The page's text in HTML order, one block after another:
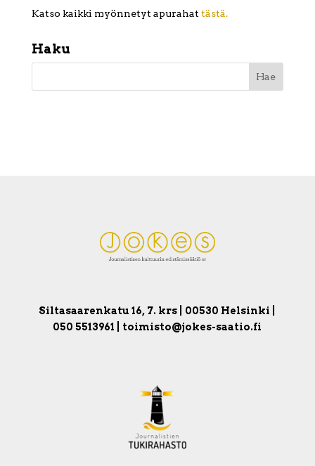
Katso kaikki myönnetyt apurahat tästä.
Haku
Siltasaarenkatu 16, 7. krs | 00530 Helsinki |
050 5513961 | toimisto@jokes-saatio.fi